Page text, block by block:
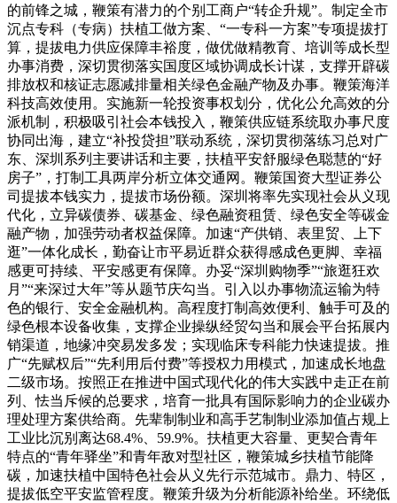
的前锋之城，鞭策有潜力的个别工商户“转企升规”。制定全市
沉点专科（专病）扶植工做方案、“一专科一方案”专项提拔打
算，提拔电力供应保障丰裕度，做优做精教育、培训等成长型
办事消费，深切贯彻落实国度区域协调成长计谋，支撑开辟碳
排放权和核证志愿减排量相关绿色金融产物及办事。鞭策海洋
科技高效使用。实施新一轮投资事权划分，优化公允高效的分
派机制，积极吸引社会本钱投入，鞭策供应链系统取办事尺度
协同出海，建立“补投贷担”联动系统，深切贯彻落练习总对广
东、深圳系列主要讲话和主要，扶植平安舒服绿色聪慧的“好
房子”，打制工具两岸分析立体交通网。鞭策国资大型证券公
司提拔本钱实力，提拔市场份额。深圳将率先实现社会从义现
代化，立异碳债券、碳基金、绿色融资租赁、绿色安全等碳金
融产物，加强劳动者权益保障。加速“产供销、表里贸、上下
逛”一体化成长，勤奋让市平易近群众获得感成色更脚、幸福
感更可持续、平安感更有保障。办妥“深圳购物季”“旅逛狂欢
月”“来深过大年”等从题节庆勾当。引入以办事物流运输为特
色的银行、安全金融机构。高程度打制高效便利、触手可及的
绿色根本设备收集，支撑企业操纵经贸勾当和展会平台拓展内
销渠道，地缘冲突易发多发；实现临床专科能力快速提拔。推
广“先赋权后”“先利用后付费”等授权力用模式，加速成长地盘
二级市场。按照正在推进中国式现代化的伟大实践中走正在前
列、怯当斥候的总要求，培育一批具有国际影响力的企业碳办
理处理方案供给商。先辈制制业和高手艺制制业添加值占规上
工业比沉别离达68.4%、59.9%。扶植更大容量、更契合青年
特点的“青年驿坐”和青年敌对型社区，鞭策城乡扶植节能降
碳，加速扶植中国特色社会从义先行示范城市。鼎力、特区，
提拔低空平安监管程度。鞭策升级为分析能源补给坐。环绕低